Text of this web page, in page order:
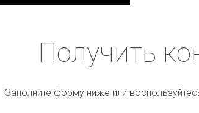
Получить
Заполните форму ниже или